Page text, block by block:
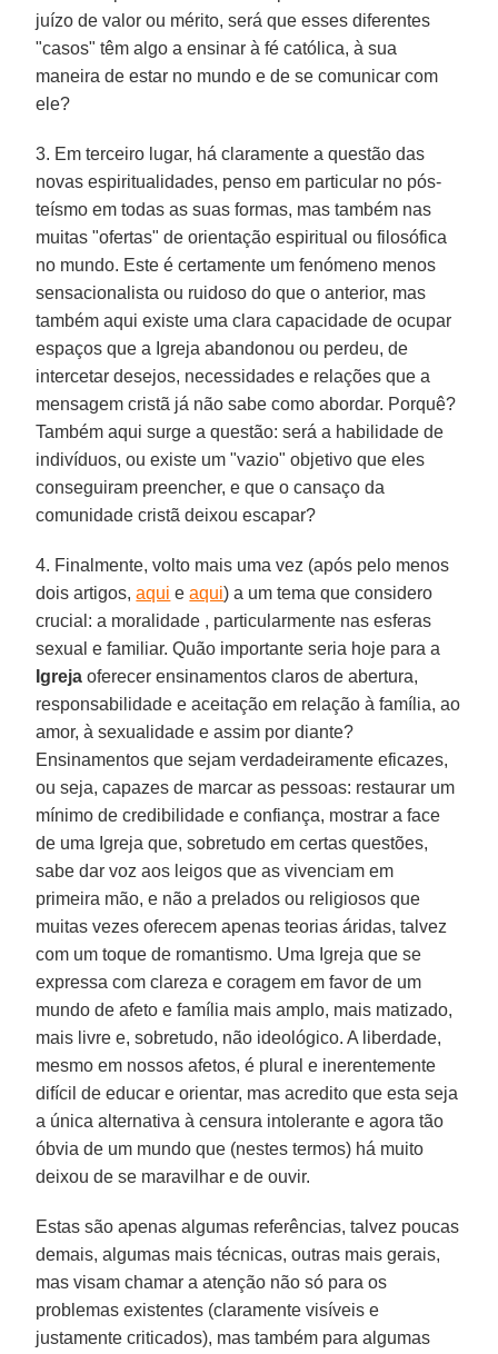
juízo de valor ou mérito, será que esses diferentes
"casos" têm algo a ensinar à fé católica, à sua
maneira de estar no mundo e de se comunicar com
ele?
3. Em terceiro lugar, há claramente a questão das
novas espiritualidades, penso em particular no pós-
teísmo em todas as suas formas, mas também nas
muitas "ofertas" de orientação espiritual ou filosófica
no mundo. Este é certamente um fenómeno menos
sensacionalista ou ruidoso do que o anterior, mas
também aqui existe uma clara capacidade de ocupar
espaços que a Igreja abandonou ou perdeu, de
intercetar desejos, necessidades e relações que a
mensagem cristã já não sabe como abordar. Porquê?
Também aqui surge a questão: será a habilidade de
indivíduos, ou existe um "vazio" objetivo que eles
conseguiram preencher, e que o cansaço da
comunidade cristã deixou escapar?
4. Finalmente, volto mais uma vez (após pelo menos
dois artigos,aqui eaqui) a um tema que considero
crucial: a moralidade , particularmente nas esferas
sexual e familiar. Quão importante seria hoje para a
Igreja oferecer ensinamentos claros de abertura,
responsabilidade e aceitação em relação à família, ao
amor, à sexualidade e assim por diante?
Ensinamentos que sejam verdadeiramente eficazes,
ou seja, capazes de marcar as pessoas: restaurar um
mínimo de credibilidade e confiança, mostrar a face
de uma Igreja que, sobretudo em certas questões,
sabe dar voz aos leigos que as vivenciam em
primeira mão, e não a prelados ou religiosos que
muitas vezes oferecem apenas teorias áridas, talvez
com um toque de romantismo. Uma Igreja que se
expressa com clareza e coragem em favor de um
mundo de afeto e família mais amplo, mais matizado,
mais livre e, sobretudo, não ideológico. A liberdade,
mesmo em nossos afetos, é plural e inerentemente
difícil de educar e orientar, mas acredito que esta seja
a única alternativa à censura intolerante e agora tão
óbvia de um mundo que (nestes termos) há muito
deixou de se maravilhar e de ouvir.
Estas são apenas algumas referências, talvez poucas
demais, algumas mais técnicas, outras mais gerais,
mas visam chamar a atenção não só para os
problemas existentes (claramente visíveis e
justamente criticados), mas também para algumas